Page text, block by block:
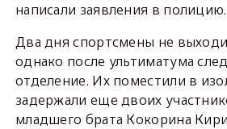
написали заявления в полицию.
Два дня спортсмены не
однако после ультиматума
отделение. Их поместили в
задержали еще двоих
младшего брата Кокорина